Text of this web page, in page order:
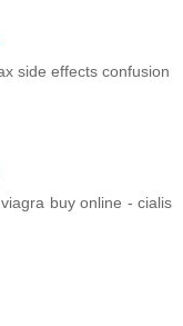
side effects confusion
buy online - cialis